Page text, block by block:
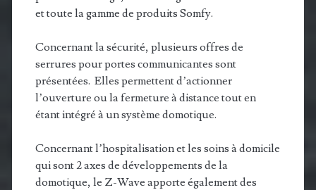
et toute la gamme de produits Somfy.
Concernant la sécurité, plusieurs offres de
serrures pour portes communicantes sont
présentées. Elles permettent d’actionner
l’ouverture ou la fermeture à distance tout en
étant intégré à un système domotique.
Concernant l’hospitalisation et les soins à domicile
qui sont 2 axes de développements de la
domotique, le Z-Wave apporte également des